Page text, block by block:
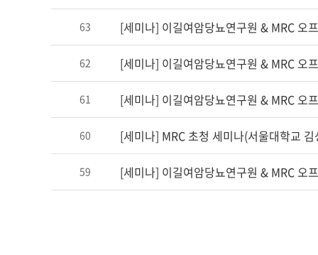
63 [세미나] 이길여암당뇨연구원 & MRC 오
62 [세미나] 이길여암당뇨연구원 & MRC 오
61 [세미나] 이길여암당뇨연구원 & MRC 오
60 [세미나] MRC 초청 세미나(서울대학교
59 [세미나] 이길여암당뇨연구원 & MRC 오